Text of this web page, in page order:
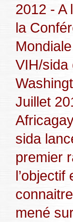
2012 - A
la
VIH/sida
Juillet
sida
premier
l’objectif
mené